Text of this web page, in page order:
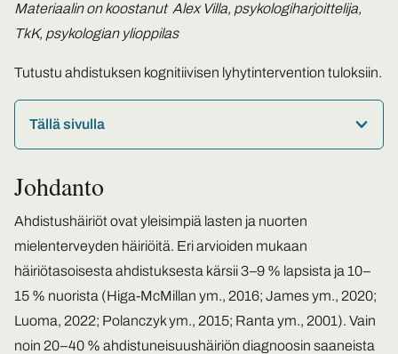
Materiaalin on koostanut Alex Villa, psykologiharjoittelija,
TkK, psykologian ylioppilas
Tutustu ahdistuksen kognitiivisen lyhytintervention tuloksiin.
Tällä sivulla
Johdanto
Ahdistushäiriöt ovat yleisimpiä lasten ja nuorten
mielenterveyden häiriöitä. Eri arvioiden mukaan
häiriötasoisesta ahdistuksesta kärsii 3–9 % lapsista ja 10–
15 % nuorista (Higa-McMillan ym., 2016; James ym., 2020;
Luoma, 2022; Polanczyk ym., 2015; Ranta ym., 2001). Vain
noin 20–40 % ahdistuneisuushäiriön diagnoosin saaneista